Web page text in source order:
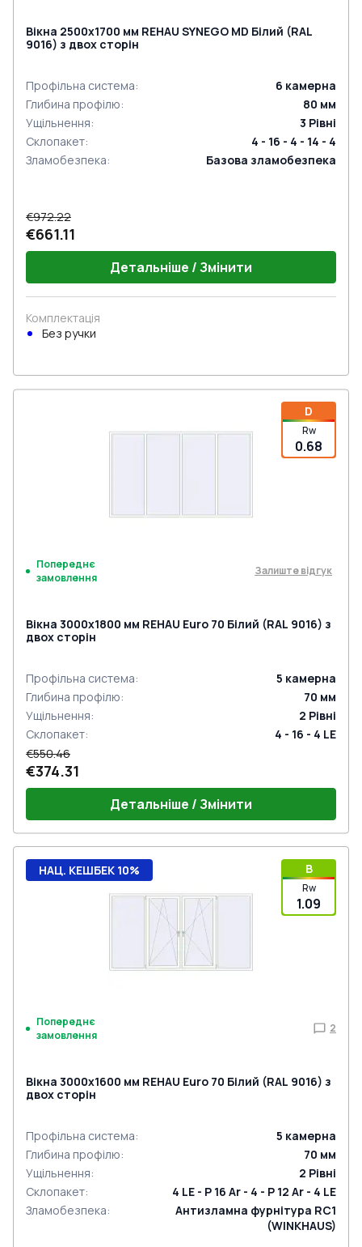
Вікна 2500x1700 мм REHAU SYNEGO MD Білий (RAL
9016) з двох сторін
Профільна система: 6 камерна
Глибина профілю: 80 мм
Ущільнення: 3 Рівні
Склопакет:
4 - 16 - 4 - 14 - 4
Зламобезпека: Базова зламобезпека
€972.22
€661.11
Детальніше / Змінити
Комплектація
Без ручки
D
Rw
0.68
Попереднє
замовлення
Залиште відгук
Вікна 3000x1800 мм REHAU Euro 70 Білий (RAL 9016) з
двох сторін
Профільна система: 5 камерна
Глибина профілю: 70 мм
Ущільнення: 2 Рівні
Склопакет:
4 - 16 - 4 LE
€550.46
€374.31
Детальніше / Змінити
B
Rw
1.09
НАЦ. КЕШБЕК 10%
Попереднє
замовлення
2
Вікна 3000x1600 мм REHAU Euro 70 Білий (RAL 9016) з
двох сторін
Профільна система: 5 камерна
Глибина профілю: 70 мм
Ущільнення: 2 Рівні
Склопакет:
4 LE - P 16 Ar - 4 - P 12 Ar - 4 LE
Зламобезпека:
Антизламна фурнітура RC1
(WINKHAUS)